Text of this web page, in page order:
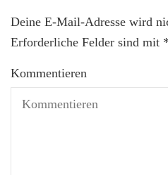
Deine E-Mail-Adresse wird
Erforderliche Felder sind mit *
Kommentieren